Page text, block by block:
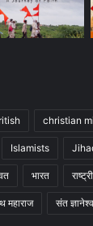
christian
Islamists
भारत
महाराज संत